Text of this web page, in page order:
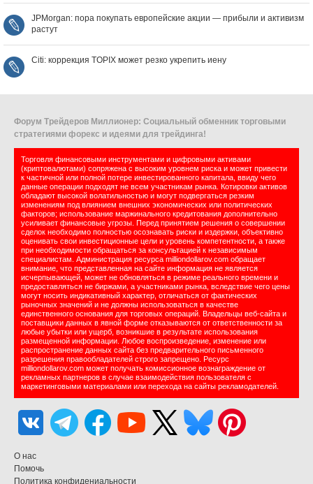
JPMorgan: пора покупать европейские акции — прибыли и активизм
растут
Citi: коррекция TOPIX может резко укрепить иену
Форум Трейдеров Миллионер: Социальный обменник торговыми
стратегиями форекс и идеями для трейдинга!
Торговля финансовыми инструментами и цифровыми активами
(криптовалютами) сопряжена с высоким уровнем риска и может привести
к частичной или полной потере инвестированного капитала, ввиду чего
данные операции подходят не всем участникам рынка. Котировки активов
обладают высокой волатильностью и могут подвергаться резким
изменениям под влиянием внешних экономических или политических
факторов; использование маржинального кредитования дополнительно
усиливает финансовые угрозы. Перед принятием решения о совершении
сделок необходимо полностью осознавать риски и издержки, объективно
оценивать свои инвестиционные цели и уровень компетентности, а также
при необходимости обращаться за консультацией к независимым
специалистам. Администрация ресурса milliondollarov.com обращает
внимание, что представленная на сайте информация не является
исчерпывающей, может не обновляться в режиме реального времени и
предоставляться не биржами, а участниками рынка, вследствие чего цены
могут носить индикативный характер, отличаться от фактических
рыночных значений и не должны использоваться в качестве
единственного основания для торговых операций. Владельцы веб-сайта и
поставщики данных в явной форме отказываются от ответственности за
любые убытки или ущерб, возникшие в результате использования
размещенной информации. Любое воспроизведение, изменение или
распространение данных сайта без предварительного письменного
разрешения правообладателей строго запрещено. Ресурс
milliondollarov.com может получать комиссионное вознаграждение от
рекламных партнеров в случае взаимодействия пользователя с
маркетинговыми материалами или перехода на сайты рекламодателей.
О нас
Помочь
Политика конфидениальности